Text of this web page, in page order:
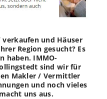
und Häuser
Region gesucht? Es
haben. IMMO-
sind wir für
Makler / Vermittler
und noch vieles
uns aus.